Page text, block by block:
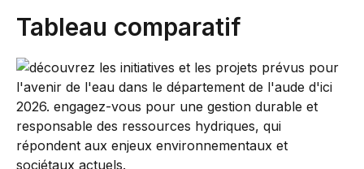
Tableau comparatif